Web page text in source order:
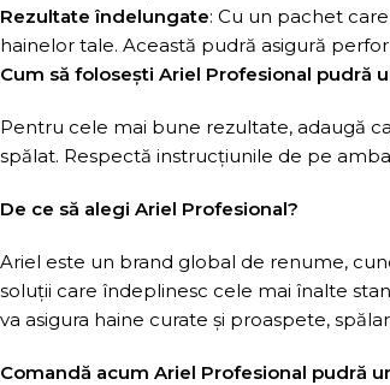
Rezultate îndelungate: Cu un pachet
hainelor tale. Această pudră asigură
Cum să folosești Ariel Profesional pudră
Pentru cele mai bune rezultate, adaugă
spălat. Respectă instrucțiunile de pe
De ce să alegi Ariel Profesional?
Ariel este un brand global de renume,
soluții care îndeplinesc cele mai înalte
va asigura haine curate și proaspete,
Comandă acum Ariel Profesional pudră